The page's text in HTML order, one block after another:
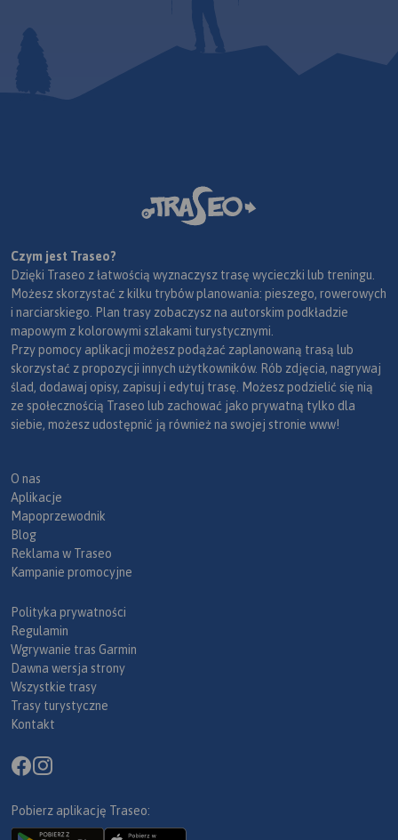
Czym jest Traseo?
Dzięki Traseo z łatwością wyznaczysz trasę wycieczki lub treningu.
Możesz skorzystać z kilku trybów planowania: pieszego, rowerowych
i narciarskiego. Plan trasy zobaczysz na autorskim podkładzie
mapowym z kolorowymi szlakami turystycznymi.
Przy pomocy aplikacji możesz podążać zaplanowaną trasą lub
skorzystać z propozycji innych użytkowników. Rób zdjęcia, nagrywaj
ślad, dodawaj opisy, zapisuj i edytuj trasę. Możesz podzielić się nią
ze społecznością Traseo lub zachować jako prywatną tylko dla
siebie, możesz udostępnić ją również na swojej stronie www!
O nas
Aplikacje
Mapoprzewodnik
Blog
Reklama w Traseo
Kampanie promocyjne
Polityka prywatności
Regulamin
Wgrywanie tras Garmin
Dawna wersja strony
Wszystkie trasy
Trasy turystyczne
Kontakt
Pobierz aplikację Traseo: